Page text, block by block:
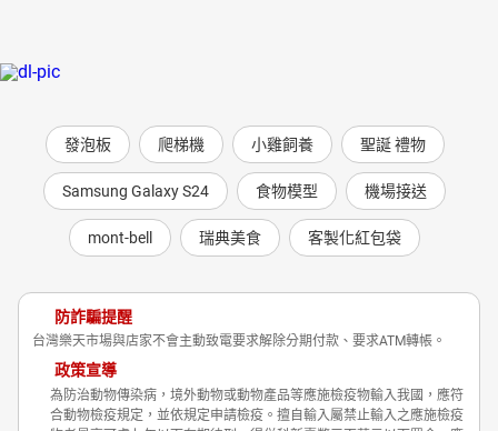
發泡板 爬梯機 小雞飼養 聖誕 禮物
Samsung Galaxy S24 食物模型 機場接送
mont-bell 瑞典美食 客製化紅包袋
防詐騙提醒
台灣樂天市場與店家不會主動致電要求解除分期付款、要求ATM轉帳。
政策宣導
為防治動物傳染病，境外動物或動物產品等應施檢疫物輸入我國，應符
合動物檢疫規定，並依規定申請檢疫。擅自輸入屬禁止輸入之應施檢疫